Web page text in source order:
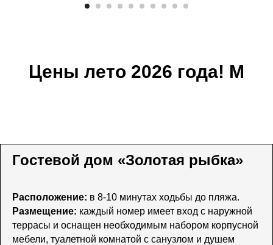
Цены лето 2026 года! М
Гостевой дом «Золотая рыбка»
Расположение: в 8-10 минутах ходьбы до пляжа.
Размещение: каждый номер имеет вход с наружной
террасы и оснащен необходимым набором корпусной
мебели, туалетной комнатой с санузлом и душем